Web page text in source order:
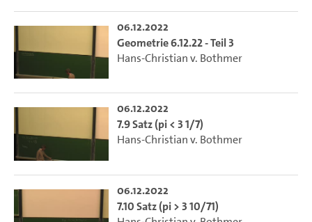
06.12.2022
Geometrie 6.12.22 - Teil 3
Hans-Christian v. Bothmer
06.12.2022
7.9 Satz (pi < 3 1/7)
Hans-Christian v. Bothmer
06.12.2022
7.10 Satz (pi > 3 10/71)